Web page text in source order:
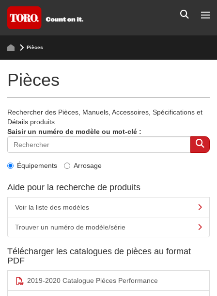
Pièces
Pièces
Rechercher des Pièces, Manuels, Accessoires, Spécifications et
Détails produits
Saisir un numéro de modèle ou mot-clé :
Équipements Arrosage
Aide pour la recherche de produits
Voir la liste des modèles
Trouver un numéro de modèle/série
Télécharger les catalogues de pièces au format
PDF
2019-2020 Catalogue Piéces Performance